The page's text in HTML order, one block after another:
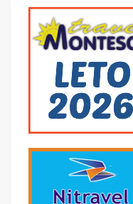
SMENE
Od 7 do 10-15 noći
NAPOMENE O CENI
First minute
U CENU JE
- Avio prevoz letom na
Više informacija na
uz aranžman,
dinarskoj